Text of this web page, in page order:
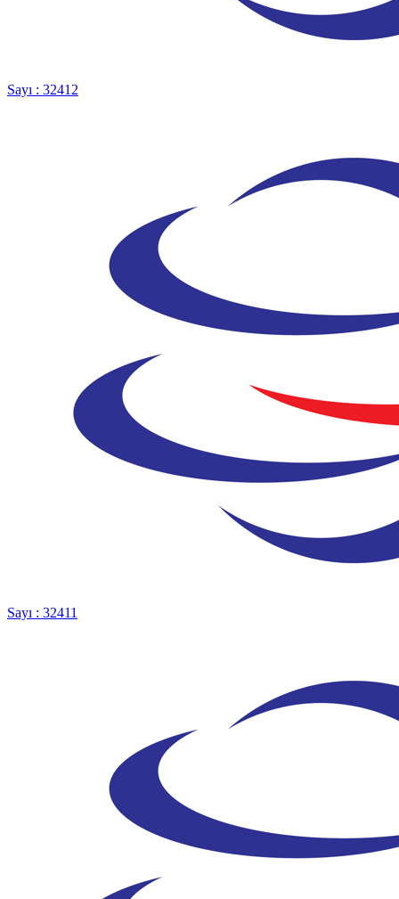
Sayı : 32412
Sayı : 32411